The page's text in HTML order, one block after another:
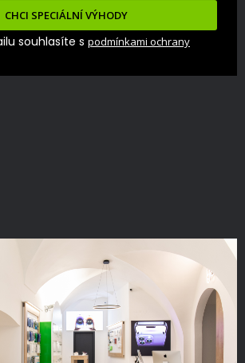
CHCI SPECIÁLNÍ VÝHODY
souhlasíte s podmínkami ochrany